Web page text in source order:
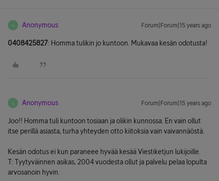
A Anonymous Forum|Forum|15 years ago
0408425827: Homma tulikin jo kuntoon. Mukavaa kesän odotusta!
A Anonymous Forum|Forum|15 years ago
Joo!! Homma tuli kuntoon tosiaan ja olikin kunnossa. En vain ollut
itse perillä asiasta, turha yhteyden otto kiitoksia vain vaivannäöstä.
Kesän odotus ei kun paraneee hyvää kesää Viestiketjun lukijoille.
T: Tyytyväinnen asikas, 2004 vuodesta ollut ja palvelu pelaa lopulta
arvosanoin hyvin.